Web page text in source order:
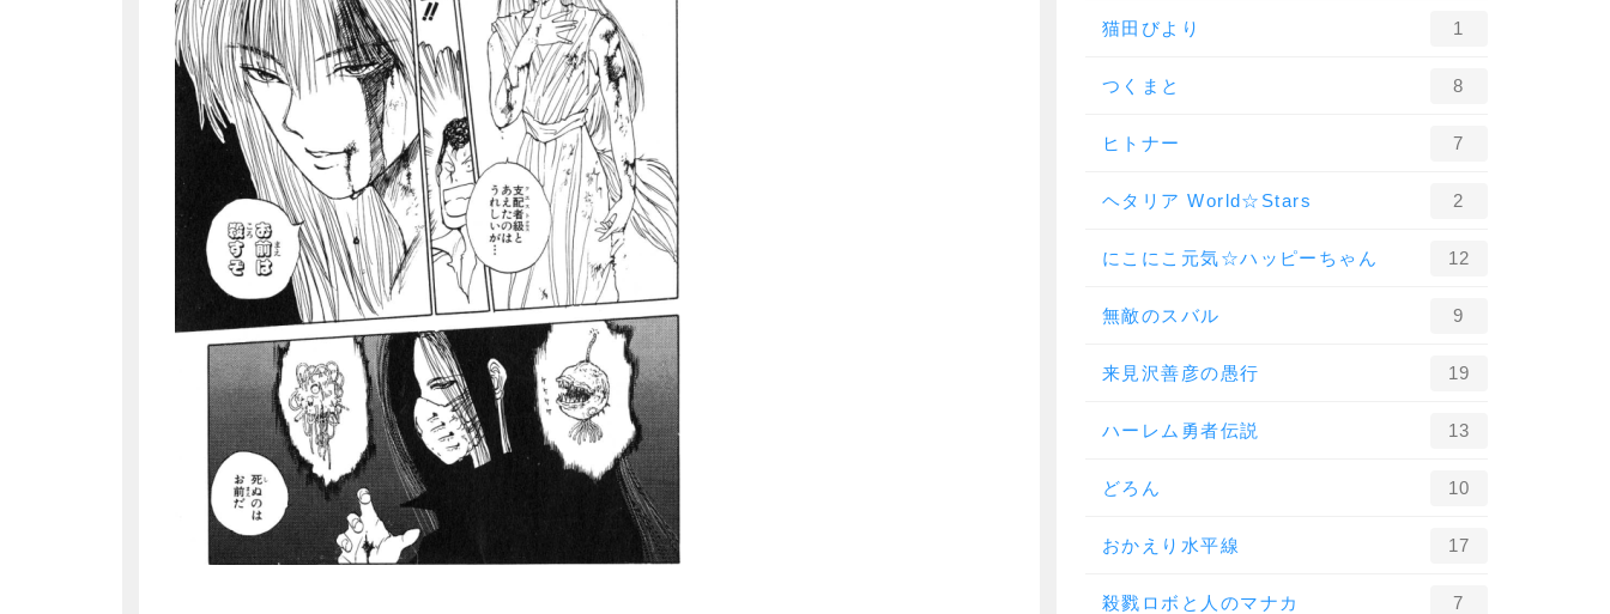
猫田びより 1
つくまと 8
ヒトナー 7
ヘタリア World☆Stars 2
にこにこ元気☆ハッピーちゃん 12
無敵のスバル 9
来見沢善彦の愚行 19
ハーレム勇者伝説 13
どろん 10
おかえり水平線 17
殺戮ロボと人のマナカ 7